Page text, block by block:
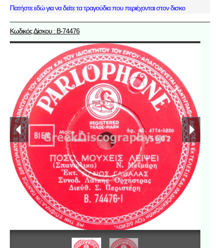
Πατήστε εδώ για να δείτε τα τραγούδια που περιέχονται στον δισκο
Κωδικός Δίσκου : B-74476